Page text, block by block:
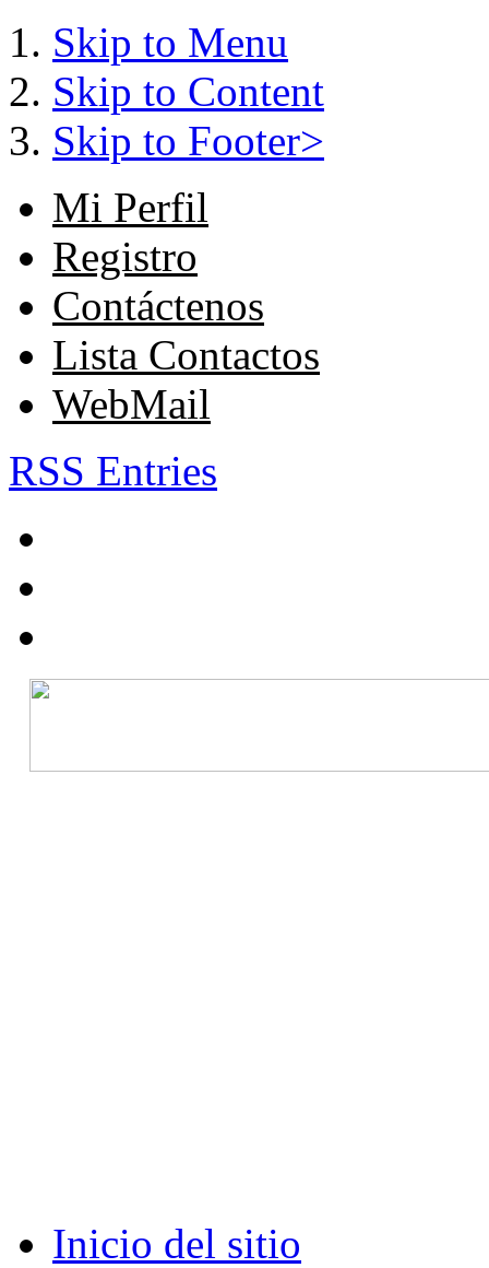
Skip to Menu
Skip to Content
Skip to Footer>
Mi Perfil
Registro
Contáctenos
Lista Contactos
WebMail
RSS Entries
Inicio del sitio